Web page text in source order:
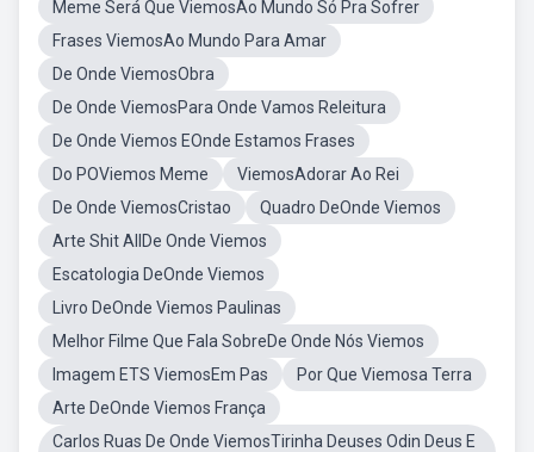
Meme Será Que ViemosAo Mundo Só Pra Sofrer
Frases ViemosAo Mundo Para Amar
De Onde ViemosObra
De Onde ViemosPara Onde Vamos Releitura
De Onde Viemos EOnde Estamos Frases
Do POViemos Meme
ViemosAdorar Ao Rei
De Onde ViemosCristao
Quadro DeOnde Viemos
Arte Shit AllDe Onde Viemos
Escatologia DeOnde Viemos
Livro DeOnde Viemos Paulinas
Melhor Filme Que Fala SobreDe Onde Nós Viemos
Imagem ETS ViemosEm Pas
Por Que Viemosa Terra
Arte DeOnde Viemos França
Carlos Ruas De Onde ViemosTirinha Deuses Odin Deus E